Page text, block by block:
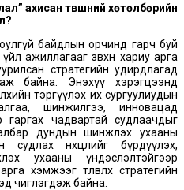
ахисан түвшний хөтөлбөрийн
байдлын орчинд гарч буй
ажиллагааг зөвхөн хариу арга
стратегийн удирдлагад
байна. Энэхүү хэрэгцээнд
тэргүүлэх их сургуулиудын
шинжилгээ, инновацад
чадвартай судлаачдыг
дундын шинжлэх ухааны
судлах нөхцөлийг бүрдүүлэх,
ухааны үндэслэлтэйгээр
хэмжээг төлөвлөх стратегийн
чиглэгдэж байна.